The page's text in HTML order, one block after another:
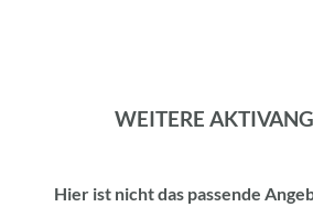
WEITERE
Hier ist nicht das passende